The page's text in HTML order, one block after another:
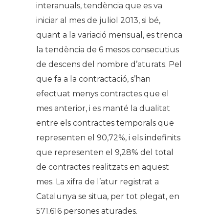
interanuals, tendència que es va
iniciar al mes de juliol 2013, si bé,
quant a la variació mensual, es trenca
la tendència de 6 mesos consecutius
de descens del nombre d’aturats. Pel
que fa a la contractació, s’han
efectuat menys contractes que el
mes anterior, i es manté la dualitat
entre els contractes temporals que
representen el 90,72%, i els indefinits
que representen el 9,28% del total
de contractes realitzats en aquest
mes. La xifra de l’atur registrat a
Catalunya se situa, per tot plegat, en
571.616 persones aturades.